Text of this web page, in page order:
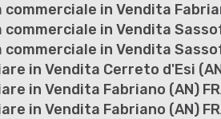
in Vendita
in Vendita
in Vendita
in Vendita Cerreto d'Esi
in Vendita Fabriano (AN)
in Vendita Fabriano (AN)